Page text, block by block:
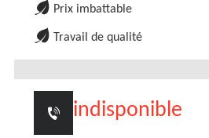
Prix imbattable
Travail de qualité
indisponible